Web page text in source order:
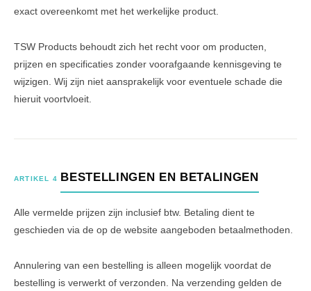
exact overeenkomt met het werkelijke product.
TSW Products behoudt zich het recht voor om producten,
prijzen en specificaties zonder voorafgaande kennisgeving te
wijzigen. Wij zijn niet aansprakelijk voor eventuele schade die
hieruit voortvloeit.
ARTIKEL 4 BESTELLINGEN EN BETALINGEN
Alle vermelde prijzen zijn inclusief btw. Betaling dient te
geschieden via de op de website aangeboden betaalmethoden.
Annulering van een bestelling is alleen mogelijk voordat de
bestelling is verwerkt of verzonden. Na verzending gelden de